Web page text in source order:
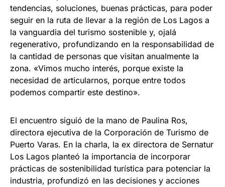
tendencias, soluciones, buenas prácticas, para poder
seguir en la ruta de llevar a la región de Los Lagos a
la vanguardia del turismo sostenible y, ojalá
regenerativo, profundizando en la responsabilidad de
la cantidad de personas que visitan anualmente la
zona. «Vimos mucho interés, porque existe la
necesidad de articularnos, porque entre todos
podemos compartir este destino».
El encuentro siguió de la mano de Paulina Ros,
directora ejecutiva de la Corporación de Turismo de
Puerto Varas. En la charla, la ex directora de Sernatur
Los Lagos planteó la importancia de incorporar
prácticas de sostenibilidad turística para potenciar la
industria, profundizó en las decisiones y acciones